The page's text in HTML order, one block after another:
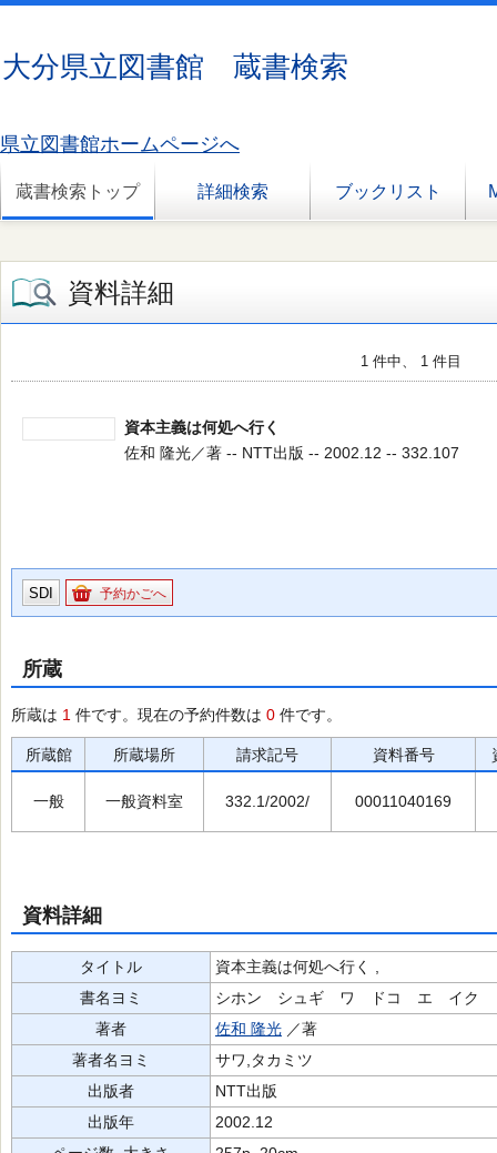
大分県立図書館 蔵書検索
県立図書館ホームページへ
蔵書検索トップ 詳細検索 ブックリスト
資料詳細
1 件中、 1 件目
資本主義は何処へ行く
佐和 隆光／著 -- NTT出版 -- 2002.12 -- 332.107
SDI 予約かごへ
所蔵
所蔵は 1 件です。現在の予約件数は 0 件です。
所蔵館 所蔵場所 請求記号 資料番号
一般 一般資料室 332.1/2002/ 00011040169
資料詳細
タイトル
資本主義は何処へ行く ,
書名ヨミ
シホン シュギ ワ ドコ エ イク
著者
佐和 隆光 ／著
著者名ヨミ
サワ,タカミツ
出版者
NTT出版
出版年
2002.12